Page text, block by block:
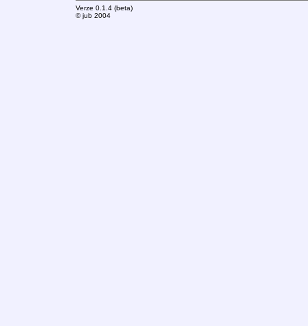
Verze 0.1.4 (beta)
© jub 2004